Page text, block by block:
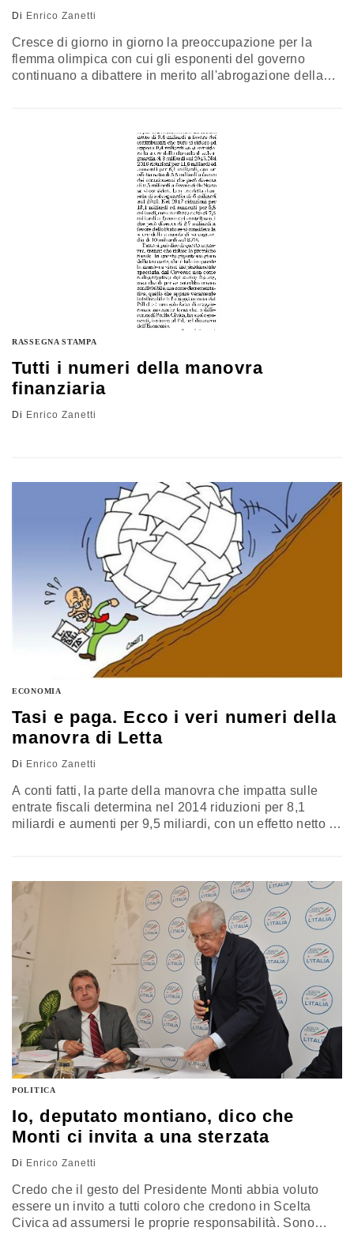
Di Enrico Zanetti
Cresce di giorno in giorno la preoccupazione per la
flemma olimpica con cui gli esponenti del governo
continuano a dibattere in merito all'abrogazione della
considera che ciò avviene in un contesto di chiusura dei
RASSEGNA STAMPA
Tutti i numeri della manovra
finanziaria
Di Enrico Zanetti
ECONOMIA
Tasi e paga. Ecco i veri numeri della
manovra di Letta
Di Enrico Zanetti
A conti fatti, la parte della manovra che impatta sulle
entrate fiscali determina nel 2014 riduzioni per 8,1
miliardi e aumenti per 9,5 miliardi, con un effetto netto a
si…
POLITICA
Io, deputato montiano, dico che
Monti ci invita a una sterzata
Di Enrico Zanetti
Credo che il gesto del Presidente Monti abbia voluto
essere un invito a tutti coloro che credono in Scelta
Civica ad assumersi le proprie responsabilità. Sono